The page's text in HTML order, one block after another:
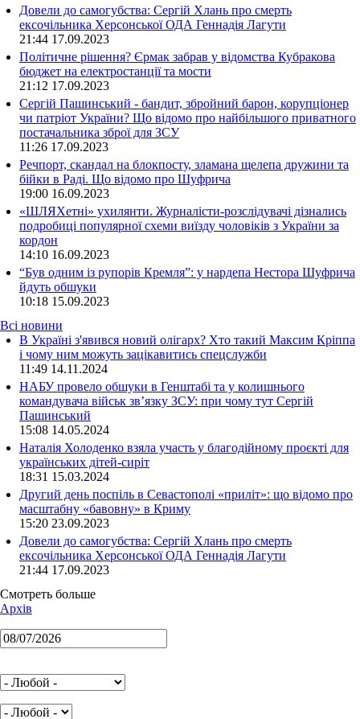
Довели до самогубства: Сергій Хлань про смерть
ексочільника Херсонської ОДА Геннадія Лагути
21:44 17.09.2023
Політичне рішення? Єрмак забрав у відомства Кубракова
бюджет на електростанції та мости
21:12 17.09.2023
Сергій Пашинський - бандит, збройний барон, корупціонер
чи патріот України? Що відомо про найбільшого приватного
постачальника зброї для ЗСУ
11:26 17.09.2023
Речпорт, скандал на блокпосту, зламана щелепа дружини та
бійки в Раді. Що відомо про Шуфрича
19:00 16.09.2023
«ШЛЯХетні» ухилянти. Журналісти-розслідувачі дізнались
подробиці популярної схеми виїзду чоловіків з України за
кордон
14:10 16.09.2023
“Був одним із рупорів Кремля”: у нардепа Нестора Шуфрича
йдуть обшуки
10:18 15.09.2023
Всі новини
В Україні з'явився новий олігарх? Хто такий Максим Кріппа
і чому ним можуть зацікавитись спецслужби
11:49 14.11.2024
НАБУ провело обшуки в Генштабі та у колишнього
командувача військ зв’язку ЗСУ: при чому тут Сергій
Пашинський
15:08 14.05.2024
Наталія Холоденко взяла участь у благодійному проєкті для
українських дітей-сиріт
18:31 15.03.2024
Другий день поспіль в Севастополі «приліт»: що відомо про
масштабну «бавовну» в Криму
15:20 23.09.2023
Довели до самогубства: Сергій Хлань про смерть
ексочільника Херсонської ОДА Геннадія Лагути
21:44 17.09.2023
Смотреть больше
Архів